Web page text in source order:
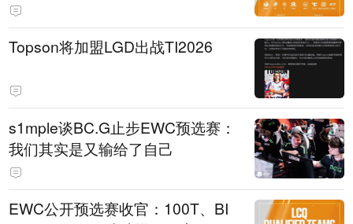
Topson将加盟LGD出战TI2026
s1mple谈BC.G止步EWC预选赛：
我们其实是又输给了自己
EWC公开预选赛收官：100T、BI